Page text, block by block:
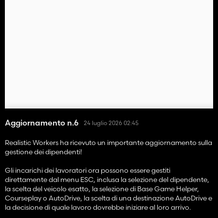
Aggiornamento n.6 24 luglio 2026 02:45
Realistic Workers ha ricevuto un importante aggiornamento sulla
gestione dei dipendenti!
Gli incarichi dei lavoratori ora possono essere gestiti
direttamente dal menu ESC, inclusa la selezione del dipendente,
la scelta del veicolo esatto, la selezione di Base Game Helper,
Courseplay o AutoDrive, la scelta di una destinazione AutoDrive e
la decisione di quale lavoro dovrebbe iniziare al loro arrivo.